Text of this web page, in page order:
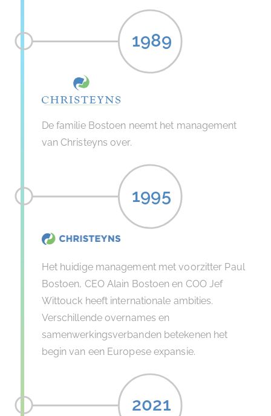
1989
De familie Bostoen neemt het management
van Christeyns over.
1995
Het huidige management met voorzitter Paul
Bostoen, CEO Alain Bostoen en COO Jef
Wittouck heeft internationale ambities.
Verschillende overnames en
samenwerkingsverbanden betekenen het
begin van een Europese expansie.
2021